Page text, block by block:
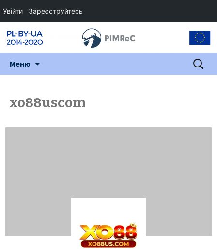
Меню Пошук:
xo88uscom
Увійти Зареєструйтесь